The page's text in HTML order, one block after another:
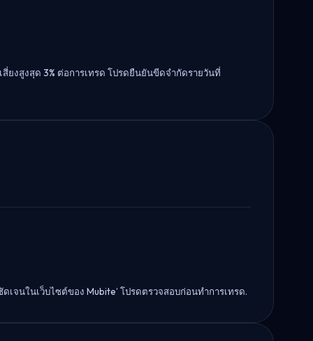
ยงสูงสุด 3% ต่อการเทรด โปรดยืนยันขีดจำกัดรายวันที่
จนในเว็บไซต์ของ Mubite’ โปรดตรวจสอบก่อนทำการเทรด.